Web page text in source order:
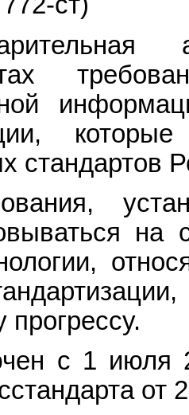
стандартов
на
прогрессу.
с 1 июля
от